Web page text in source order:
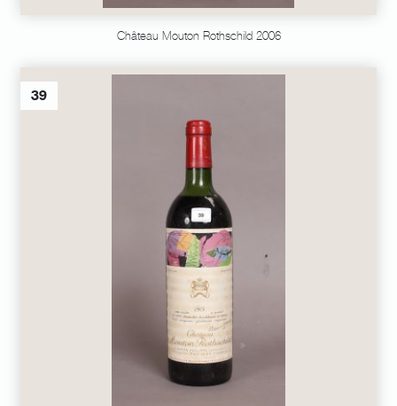
Château Mouton Rothschild 2006
39